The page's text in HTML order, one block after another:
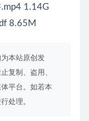
1.14G
8.65M
本站原创发
复制、盗用、
平台。如若本
处理。